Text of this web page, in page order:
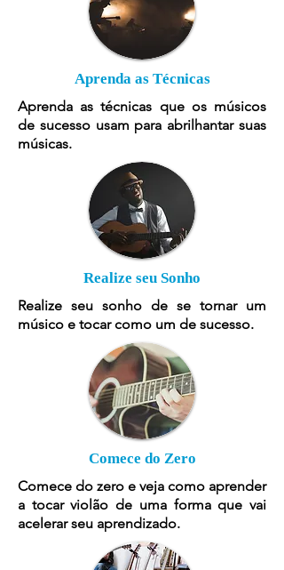
Aprenda as Técnicas
Aprenda as técnicas que os músicos
de sucesso usam para abrilhantar suas
músicas.
Realize seu Sonho
Realize seu sonho de se tornar um
músico e tocar como um de sucesso.
Comece do Zero
Comece do zero e veja como aprender
a tocar violão de uma forma que vai
acelerar seu aprendizado.